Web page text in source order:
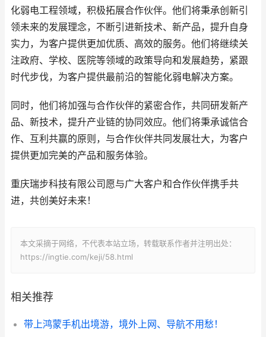
化弱电工程领域，积极拓展合作伙伴。他们将秉承创新引
领未来的发展理念，不断引进新技术、新产品，提升自身
实力，为客户提供更加优质、高效的服务。他们将继续关
注政府、学校、医院等领域的政策导向和发展趋势，紧跟
时代步伐，为客户提供最前沿的智能化弱电解决方案。
同时，他们将加强与合作伙伴的紧密合作，共同研发新产
品、新技术，提升产业链的协同效应。他们将秉承诚信合
作、互利共赢的原则，与合作伙伴共同发展壮大，为客户
提供更加完美的产品和服务体验。
重庆瑞步科技有限公司愿与广大客户和合作伙伴携手共
进，共创美好未来！
本文采摘于网络，不代表本站立场，转载联系作者并注明出处：
https://ingtie.com/keji/58.html
相关推荐
带上鸿蒙手机出境游，境外上网、导航不用愁！